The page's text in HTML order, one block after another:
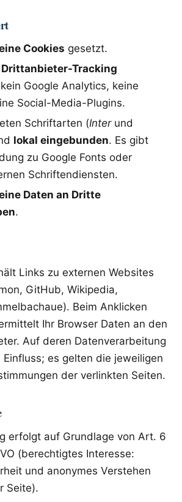
Cookies gesetzt.
Drittanbieter-Tracking
Google Analytics, keine
Social-Media-Plugins.
Schriftarten (Interund
lokal eingebunden. Es gibt
zu Google Fonts oder
Schriftendiensten.
Daten an Dritte
.
Links zu externen Websites
GitHub, Wikipedia,
Beim Anklicken
Ihr Browser Daten an den
Auf deren Datenverarbeitung
Einfluss; es gelten die jeweiligen
der verlinkten Seiten.
erfolgt auf Grundlage von Art. 6
(berechtigtes Interesse:
und anonymes Verstehen
Seite).